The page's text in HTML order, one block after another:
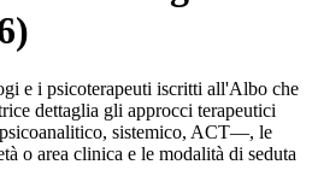
e i psicoterapeuti iscritti all'Albo che
dettaglia gli approcci terapeutici
sistemico, ACT—, le
o area clinica e le modalità di seduta